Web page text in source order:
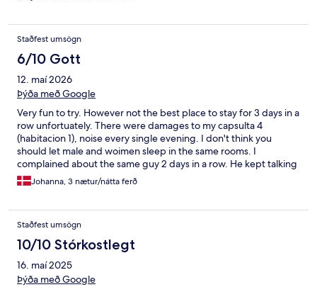
Staðfest umsögn
6/10 Gott
12. maí 2026
Þýða með Google
Very fun to try. However not the best place to stay for 3 days in a
row unfortuately. There were damages to my capsulta 4
(habitacion 1), noise every single evening. I don't think you
should let male and woimen sleep in the same rooms. I
complained about the same guy 2 days in a row. He kept talking
on his phone until 2 in the morning. Not fair for the rest of us.
The female receptionist were so friendly and kind and all in all
nights refunded. I would like to come back and give it a chance
again
Johanna, 3 nætur/nátta ferð
Staðfest umsögn
10/10 Stórkostlegt
16. maí 2025
Þýða með Google